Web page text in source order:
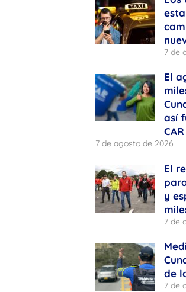
7 de
El
así
CAR
7 de agosto de 2026
El
y
7 de
de
7 de